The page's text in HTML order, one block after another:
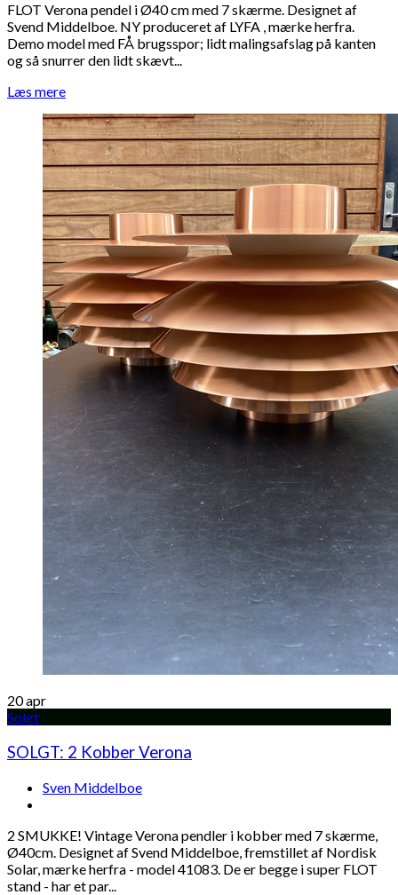
FLOT Verona pendel i Ø40 cm med 7 skærme. Designet af
Svend Middelboe. NY produceret af LYFA , mærke herfra.
Demo model med FÅ brugsspor; lidt malingsafslag på kanten
og så snurrer den lidt skævt...
Læs mere
20apr
Solgt
SOLGT: 2 Kobber Verona
Sven Middelboe
2 SMUKKE! Vintage Verona pendler i kobber med 7 skærme,
Ø40cm. Designet af Svend Middelboe, fremstillet af Nordisk
Solar, mærke herfra - model 41083. De er begge i super FLOT
stand - har et par...